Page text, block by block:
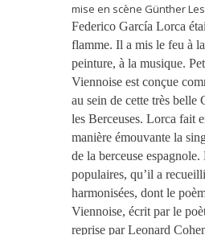
mise en scène Günther
Federico García Lorca
flamme. Il a mis le feu à
peinture, à la musique.
Viennoise est conçue
au sein de cette très belle
les Berceuses. Lorca fait
manière émouvante la
de la berceuse espagnole.
populaires, qu’il a
harmonisées, dont le
Viennoise, écrit par le
reprise par Leonard